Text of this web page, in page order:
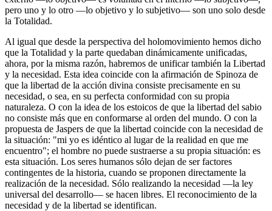
pero uno y lo otro ―lo objetivo y lo subjetivo― son uno solo desde
la Totalidad.
Al igual que desde la perspectiva del holomovimiento hemos dicho
que la Totalidad y la parte quedaban dinámicamente unificadas,
ahora, por la misma razón, habremos de unificar también la Libertad
y la necesidad. Esta idea coincide con la afirmación de Spinoza de
que la libertad de la acción divina consiste precisamente en su
necesidad, o sea, en su perfecta conformidad con su propia
naturaleza. O con la idea de los estoicos de que la libertad del sabio
no consiste más que en conformarse al orden del mundo. O con la
propuesta de Jaspers de que la libertad coincide con la necesidad de
la situación: "mi yo es idéntico al lugar de la realidad en que me
encuentro"; el hombre no puede sustraerse a su propia situación: es
esta situación. Los seres humanos sólo dejan de ser factores
contingentes de la historia, cuando se proponen directamente la
realización de la necesidad. Sólo realizando la necesidad ―la ley
universal del desarrollo― se hacen libres. El reconocimiento de la
necesidad y de la libertad se identifican.